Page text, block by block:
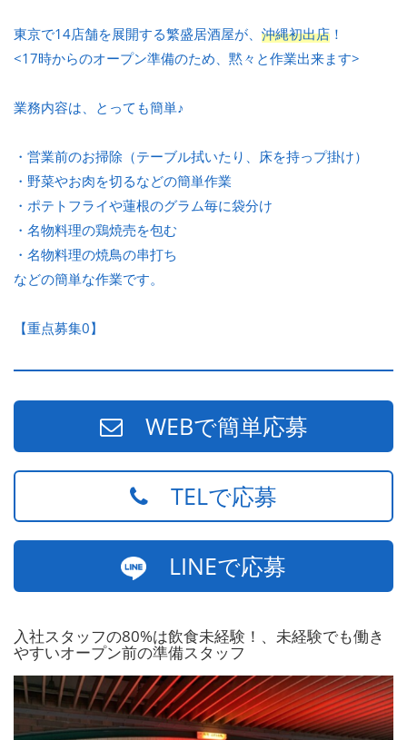
東京で14店舗を展開する繁盛居酒屋が、 沖縄初出店 ！
<17時からのオープン準備のため、黙々と作業出来ます>
業務内容は、とっても簡単♪
・営業前のお掃除（テーブル拭いたり、床を持っプ掛け）
・野菜やお肉を切るなどの簡単作業
・ポテトフライや蓮根のグラム毎に袋分け
・名物料理の鶏焼売を包む
・名物料理の焼鳥の串打ち
などの簡単な作業です。
【重点募集0】
WEBで簡単応募
TELで応募
LINEで応募
入社スタッフの80%は飲食未経験！、未経験でも働き
やすいオープン前の準備スタッフ